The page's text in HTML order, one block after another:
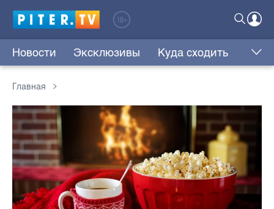
Новости Эксклюзивы Куда сходить
Главная